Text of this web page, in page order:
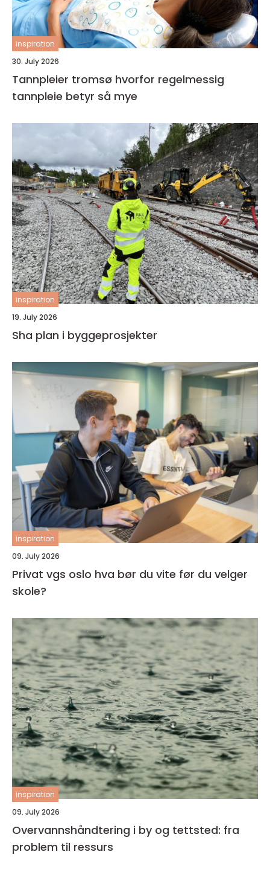
inspiration
30. July 2026
Tannpleier tromsø hvorfor regelmessig
tannpleie betyr så mye
inspiration
19. July 2026
Sha plan i byggeprosjekter
inspiration
09. July 2026
Privat vgs oslo hva bør du vite før du velger
skole?
inspiration
09. July 2026
Overvannshåndtering i by og tettsted: fra
problem til ressurs